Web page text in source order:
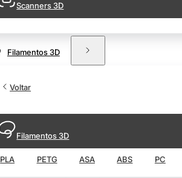
Scanners 3D
Filamentos 3D
Voltar
Filamentos 3D
PLA PETG ASA ABS PC